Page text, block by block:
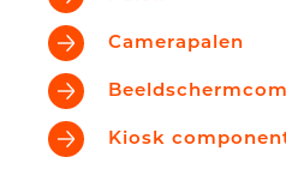
Camerapalen
Kiosk